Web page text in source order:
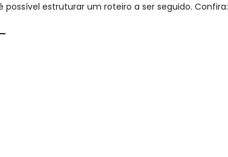
estruturar um roteiro a ser seguido. Confira: